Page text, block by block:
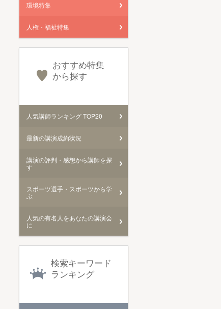
環境特集
人権・福祉特集
おすすめ特集
から探す
人気講師ランキング TOP20
最新の講演成約状況
講演の評判・感想から講師を探
す
スポーツ選手・スポーツから学
ぶ
人気の有名人をあなたの講演会
に
検索キーワード
ランキング